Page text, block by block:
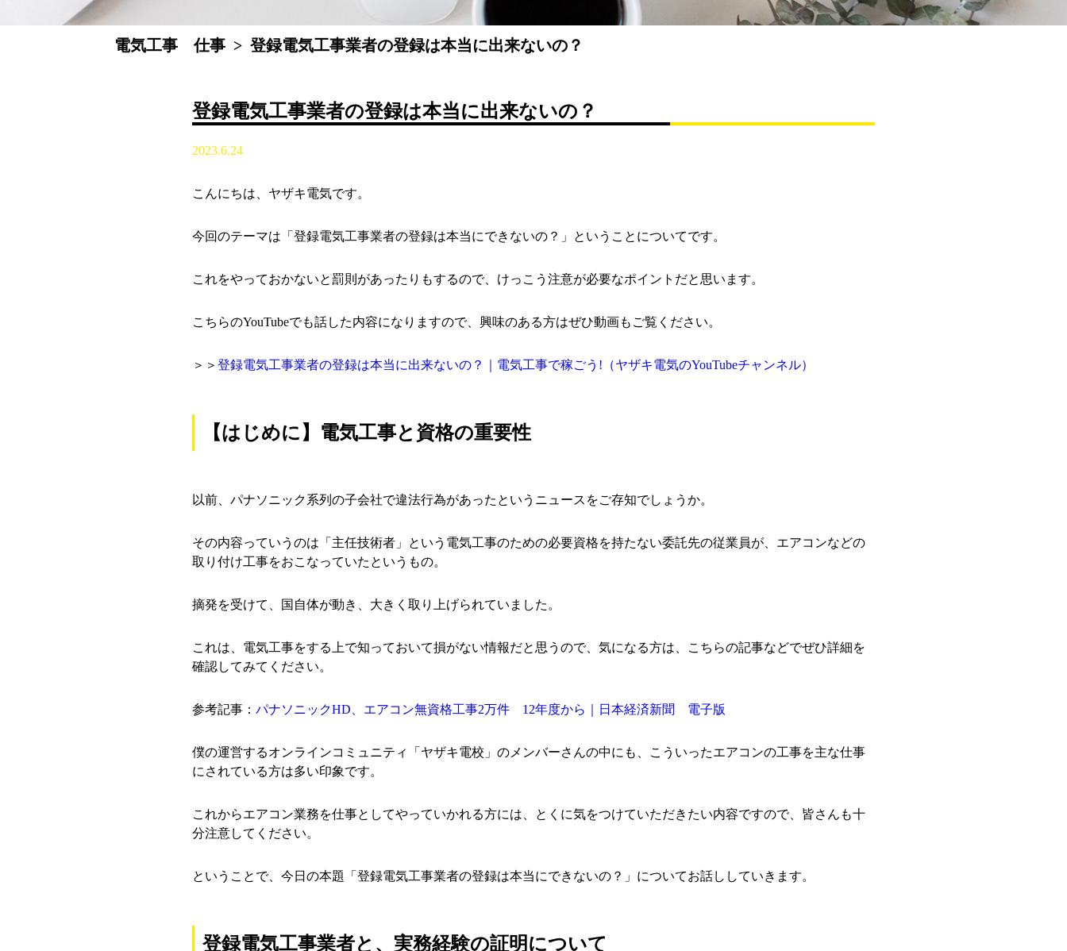
電気工事 仕事 > 登録電気工事業者の登録は本当に出来ないの？
登録電気工事業者の登録は本当に出来ないの？
2023.6.24
こんにちは、ヤザキ電気です。
今回のテーマは「登録電気工事業者の登録は本当にできないの？」ということについてです。
これをやっておかないと罰則があったりもするので、けっこう注意が必要なポイントだと思います。
こちらのYouTubeでも話した内容になりますので、興味のある方はぜひ動画もご覧ください。
＞＞ 登録電気工事業者の登録は本当に出来ないの？｜電気工事で稼ごう!（ヤザキ電気のYouTubeチャンネル）
【はじめに】電気工事と資格の重要性
以前、パナソニック系列の子会社で違法行為があったというニュースをご存知でしょうか。
その内容っていうのは「主任技術者」という電気工事のための必要資格を持たない委託先の従業員が、エアコンなどの
取り付け工事をおこなっていたというもの。
摘発を受けて、国自体が動き、大きく取り上げられていました。
これは、電気工事をする上で知っておいて損がない情報だと思うので、気になる方は、こちらの記事などでぜひ詳細を
確認してみてください。
参考記事： パナソニックHD、エアコン無資格工事2万件 12年度から｜日本経済新聞 電子版
僕の運営するオンラインコミュニティ「ヤザキ電校」のメンバーさんの中にも、こういったエアコンの工事を主な仕事
にされている方は多い印象です。
これからエアコン業務を仕事としてやっていかれる方には、とくに気をつけていただきたい内容ですので、皆さんも十
分注意してください。
ということで、今日の本題「登録電気工事業者の登録は本当にできないの？」についてお話ししていきます。
登録電気工事業者と、実務経験の証明について